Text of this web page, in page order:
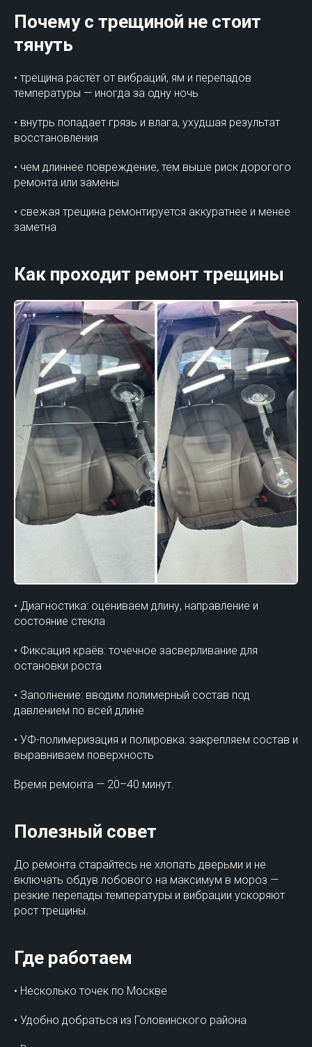
Почему с трещиной не стоит
тянуть
• трещина растёт от вибраций, ям и перепадов
температуры — иногда за одну ночь
• внутрь попадает грязь и влага, ухудшая результат
восстановления
• чем длиннее повреждение, тем выше риск дорогого
ремонта или замены
• свежая трещина ремонтируется аккуратнее и менее
заметна
Как проходит ремонт трещины
• Диагностика: оцениваем длину, направление и
состояние стекла
• Фиксация краёв: точечное засверливание для
остановки роста
• Заполнение: вводим полимерный состав под
давлением по всей длине
• УФ-полимеризация и полировка: закрепляем состав и
выравниваем поверхность
Время ремонта — 20–40 минут.
Полезный совет
До ремонта старайтесь не хлопать дверьми и не
включать обдув лобового на максимум в мороз —
резкие перепады температуры и вибрации ускоряют
рост трещины.
Где работаем
• Несколько точек по Москве
• Удобно добраться из Головинского района